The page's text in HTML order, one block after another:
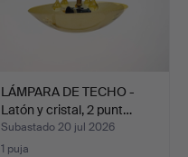
LÁMPARA DE TECHO -
Latón y cristal, 2 punt…
Subastado 20 jul 2026
1 puja